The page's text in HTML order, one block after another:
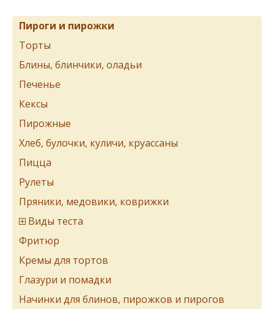
Пироги и пирожки
Торты
Блины, блинчики, оладьи
Печенье
Кексы
Пирожные
Хлеб, булочки, куличи, круассаны
Пицца
Рулеты
Пряники, медовики, коврижки
Виды теста
Фритюр
Кремы для тортов
Глазури и помадки
Начинки для блинов, пирожков и пирогов